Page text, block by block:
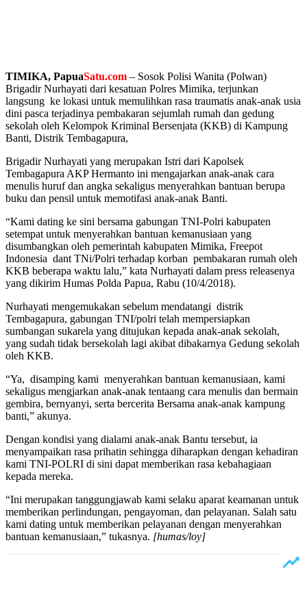
TIMIKA, PapuaSatu.com – Sosok Polisi Wanita (Polwan)
Brigadir Nurhayati dari kesatuan Polres Mimika, terjunkan
langsung ke lokasi untuk memulihkan rasa traumatis anak-anak usia
dini pasca terjadinya pembakaran sejumlah rumah dan gedung
sekolah oleh Kelompok Kriminal Bersenjata (KKB) di Kampung
Banti, Distrik Tembagapura,
Brigadir Nurhayati yang merupakan Istri dari Kapolsek
Tembagapura AKP Hermanto ini mengajarkan anak-anak cara
menulis huruf dan angka sekaligus menyerahkan bantuan berupa
buku dan pensil untuk memotifasi anak-anak Banti.
“Kami dating ke sini bersama gabungan TNI-Polri kabupaten
setempat untuk menyerahkan bantuan kemanusiaan yang
disumbangkan oleh pemerintah kabupaten Mimika, Freepot
Indonesia dant TNi/Polri terhadap korban pembakaran rumah oleh
KKB beberapa waktu lalu,” kata Nurhayati dalam press releasenya
yang dikirim Humas Polda Papua, Rabu (10/4/2018).
Nurhayati mengemukakan sebelum mendatangi distrik
Tembagapura, gabungan TNI/polri telah mempersiapkan
sumbangan sukarela yang ditujukan kepada anak-anak sekolah,
yang sudah tidak bersekolah lagi akibat dibakarnya Gedung sekolah
oleh KKB.
“Ya, disamping kami menyerahkan bantuan kemanusiaan, kami
sekaligus mengjarkan anak-anak tentaang cara menulis dan bermain
gembira, bernyanyi, serta bercerita Bersama anak-anak kampung
banti,” akunya.
Dengan kondisi yang dialami anak-anak Bantu tersebut, ia
menyampaikan rasa prihatin sehingga diharapkan dengan kehadiran
kami TNI-POLRI di sini dapat memberikan rasa kebahagiaan
kepada mereka.
“Ini merupakan tanggungjawab kami selaku aparat keamanan untuk
memberikan perlindungan, pengayoman, dan pelayanan. Salah satu
kami dating untuk memberikan pelayanan dengan menyerahkan
bantuan kemanusiaan,” tukasnya. [humas/loy]